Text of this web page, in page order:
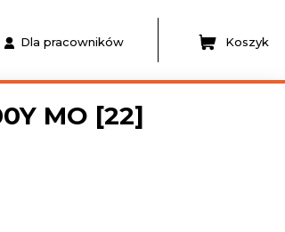
Dla pracowników Koszyk
MO [22]